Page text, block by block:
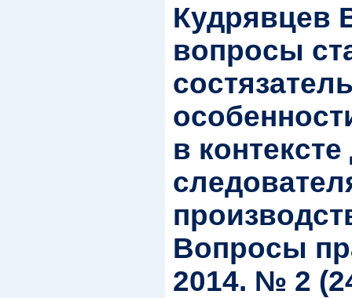
Кудрявцев
вопросы
в
Вопросы
2014. № 2